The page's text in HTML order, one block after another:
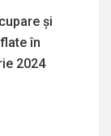
și
în
2024